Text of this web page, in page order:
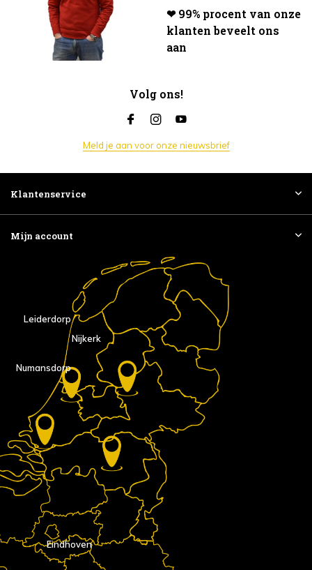
❤ 99% procent van onze
klanten beveelt ons
aan
Volg ons!
Meld je aan voor onze nieuwsbrief
Klantenservice
Mijn account
Eindhoven
Nijkerk
Numansdorp
Leiderdorp